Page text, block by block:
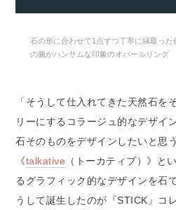
石の形に合わせて1点ずつ丁寧に縁取っ
の腕がハンサムな印象のオパールリング
「そうして仕入れてきた天然石を
リーにするコラージュ的なデザイ
石そのものをデザインしたいと思
《talkative （トーカティブ）》と
るグラフィック的なデザインを石
うして誕生したのが『STICK』コ